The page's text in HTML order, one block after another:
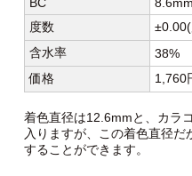
度数
含水率
38%
価格
1,760
着色直径は12.6mmと、カラ
入りますが、この着色直径
することができます。